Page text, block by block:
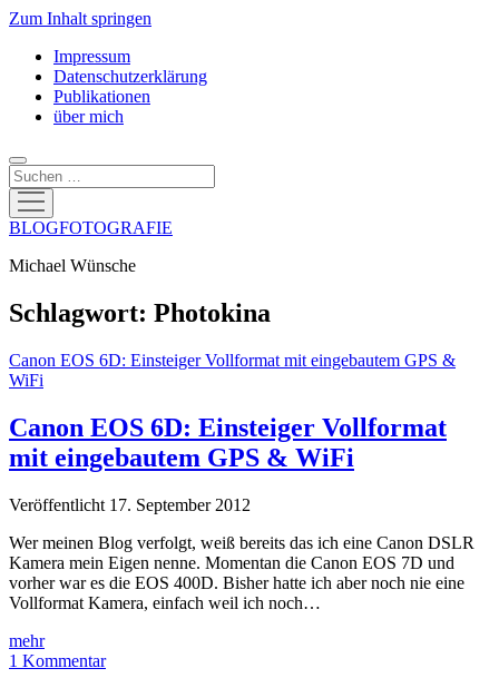
Zum Inhalt springen
Impressum
Datenschutzerklärung
Publikationen
über mich
Suchen
Menü
öffnen
BLOGFOTOGRAFIE
Michael Wünsche
Schlagwort: Photokina
Canon EOS 6D: Einsteiger Vollformat mit eingebautem GPS &
WiFi
Canon EOS 6D: Einsteiger Vollformat
mit eingebautem GPS & WiFi
Veröffentlicht 17. September 2012
Wer meinen Blog verfolgt, weiß bereits das ich eine Canon DSLR
Kamera mein Eigen nenne. Momentan die Canon EOS 7D und
vorher war es die EOS 400D. Bisher hatte ich aber noch nie eine
Vollformat Kamera, einfach weil ich noch…
mehrCanon
EOS
1 Kommentar